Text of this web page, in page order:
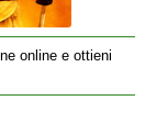
online e ottieni